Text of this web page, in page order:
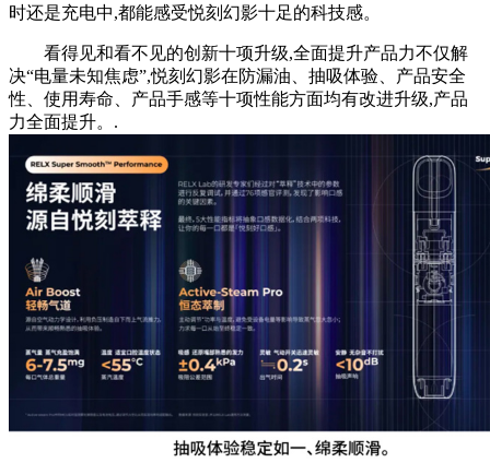
时还是充电中,都能感受悦刻幻影十足的科技感。
看得见和看不见的创新十项升级,全面提升产品力不仅解
决“电量未知焦虑”,悦刻幻影在防漏油、抽吸体验、产品安全
性、使用寿命、产品手感等十项性能方面均有改进升级,产品
力全面提升。.